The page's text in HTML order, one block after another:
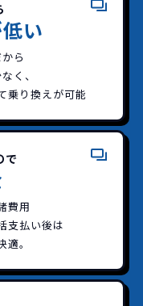
い
ら
く、
乗り換えが可能
で
費用
支払い後は
。